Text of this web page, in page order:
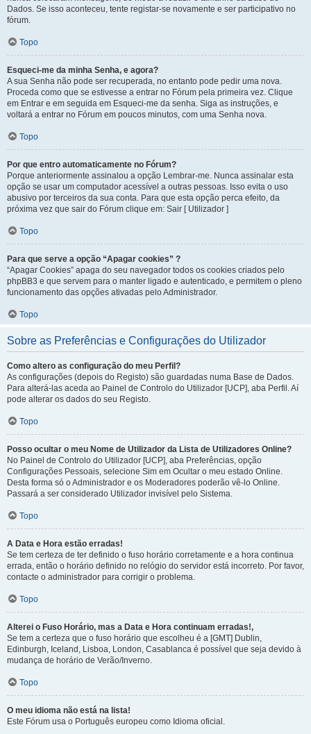
Dados. Se isso aconteceu, tente registar-se novamente e ser participativo no
fórum.
Topo
Esqueci-me da minha Senha, e agora?
A sua Senha não pode ser recuperada, no entanto pode pedir uma nova.
Proceda como que se estivesse a entrar no Fórum pela primeira vez. Clique
em Entrar e em seguida em Esqueci-me da senha. Siga as instruções, e
voltará a entrar no Fórum em poucos minutos, com uma Senha nova.
Topo
Por que entro automaticamente no Fórum?
Porque anteriormente assinalou a opção Lembrar-me. Nunca assinalar esta
opção se usar um computador acessível a outras pessoas. Isso evita o uso
abusivo por terceiros da sua conta. Para que esta opção perca efeito, da
próxima vez que sair do Fórum clique em: Sair [ Utilizador ]
Topo
Para que serve a opção “Apagar cookies” ?
“Apagar Cookies” apaga do seu navegador todos os cookies criados pelo
phpBB3 e que servem para o manter ligado e autenticado, e permitem o pleno
funcionamento das opções ativadas pelo Administrador.
Topo
Sobre as Preferências e Configurações do Utilizador
Como altero as configuração do meu Perfil?
As configurações (depois do Registo) são guardadas numa Base de Dados.
Para alterá-las aceda ao Painel de Controlo do Utilizador [UCP], aba Perfil. Aí
pode alterar os dados do seu Registo.
Topo
Posso ocultar o meu Nome de Utilizador da Lista de Utilizadores Online?
No Painel de Controlo do Utilizador [UCP], aba Preferências, opção
Configurações Pessoais, selecione Sim em Ocultar o meu estado Online.
Desta forma só o Administrador e os Moderadores poderão vê-lo Online.
Passará a ser considerado Utilizador invisível pelo Sistema.
Topo
A Data e Hora estão erradas!
Se tem certeza de ter definido o fuso horário corretamente e a hora continua
errada, então o horário definido no relógio do servidor está incorreto. Por favor,
contacte o administrador para corrigir o problema.
Topo
Alterei o Fuso Horário, mas a Data e Hora continuam erradas!,
Se tem a certeza que o fuso horário que escolheu é a [GMT] Dublin,
Edinburgh, Iceland, Lisboa, London, Casablanca é possível que seja devido à
mudança de horário de Verão/Inverno.
Topo
O meu idioma não está na lista!
Este Fórum usa o Português europeu como Idioma oficial.